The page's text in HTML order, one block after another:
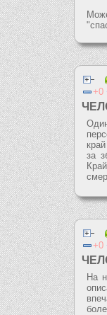
0
за
0
На